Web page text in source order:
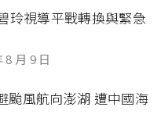
玲視導平戰轉換與緊急
8 月 9 日
颱風航向澎湖 遭中國海